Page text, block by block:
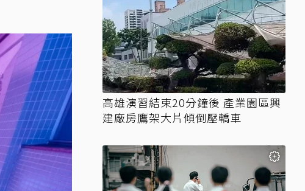
高雄演習結束20分鐘後 產業園區興
建廠房鷹架大片傾倒壓轎車